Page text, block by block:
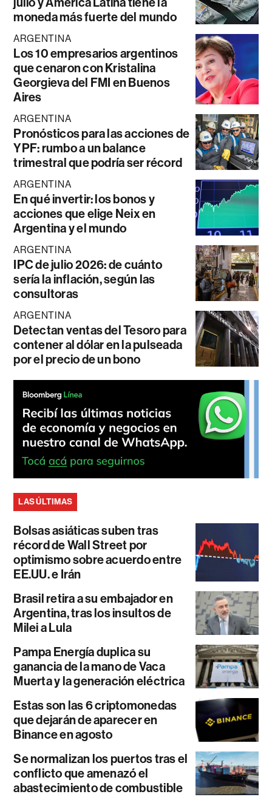
moneda más fuerte del mundo
ARGENTINA
Los 10 empresarios argentinos
que cenaron con Kristalina
Georgieva del FMI en Buenos
Aires
ARGENTINA
Pronósticos para las acciones de
YPF: rumbo a un balance
trimestral que podría ser récord
ARGENTINA
En qué invertir: los bonos y
acciones que elige Neix en
Argentina y el mundo
ARGENTINA
IPC de julio 2026: de cuánto
sería la inflación, según las
consultoras
ARGENTINA
Detectan ventas del Tesoro para
contener al dólar en la pulseada
por el precio de un bono
LAS ÚLTIMAS
Bolsas asiáticas suben tras
récord de Wall Street por
optimismo sobre acuerdo entre
EE.UU. e Irán
Brasil retira a su embajador en
Argentina, tras los insultos de
Milei a Lula
Pampa Energía duplica su
ganancia de la mano de Vaca
Muerta y la generación eléctrica
Estas son las 6 criptomonedas
que dejarán de aparecer en
Binance en agosto
Se normalizan los puertos tras el
conflicto que amenazó el
abastecimiento de combustible